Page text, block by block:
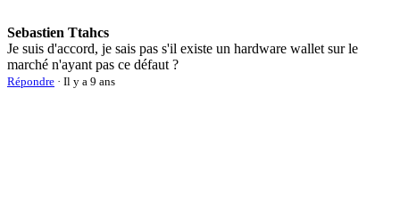
Sebastien Ttahcs
Je suis d'accord, je sais pas s'il existe un hardware wallet sur le
marché n'ayant pas ce défaut ?
Répondre · Il y a 9 ans